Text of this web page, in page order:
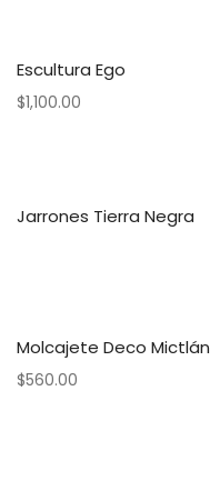
Escultura Ego
$1,100.00
Jarrones Tierra Negra
Molcajete Deco Mictlán
$560.00